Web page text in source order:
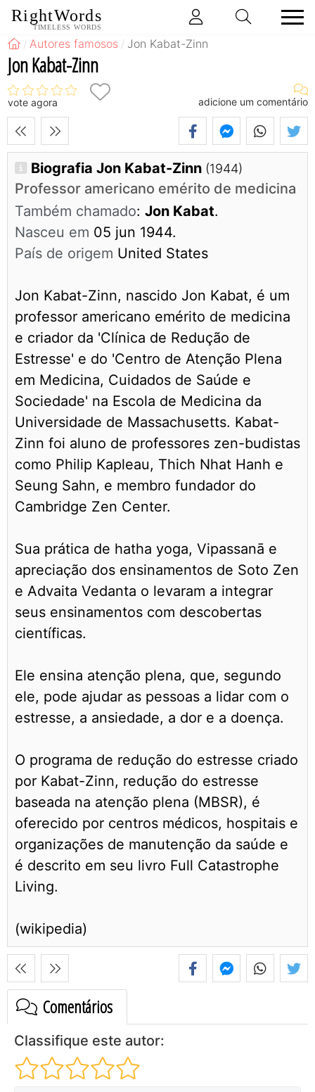
RightWords
TIMELESS WORDS
Autores famosos Jon Kabat-Zinn
Jon Kabat-Zinn
vote agora adicione um comentário
Biografia Jon Kabat-Zinn (1944)
Professor americano emérito de medicina
Também chamado: Jon Kabat.
Nasceu em 05 jun 1944.
País de origem United States
Jon Kabat-Zinn, nascido Jon Kabat, é um
professor americano emérito de medicina
e criador da 'Clínica de Redução de
Estresse' e do 'Centro de Atenção Plena
em Medicina, Cuidados de Saúde e
Sociedade' na Escola de Medicina da
Universidade de Massachusetts. Kabat-
Zinn foi aluno de professores zen-budistas
como Philip Kapleau, Thich Nhat Hanh e
Seung Sahn, e membro fundador do
Cambridge Zen Center.
Sua prática de hatha yoga, Vipassanā e
apreciação dos ensinamentos de Soto Zen
e Advaita Vedanta o levaram a integrar
seus ensinamentos com descobertas
científicas.
Ele ensina atenção plena, que, segundo
ele, pode ajudar as pessoas a lidar com o
estresse, a ansiedade, a dor e a doença.
O programa de redução do estresse criado
por Kabat-Zinn, redução do estresse
baseada na atenção plena (MBSR), é
oferecido por centros médicos, hospitais e
organizações de manutenção da saúde e
é descrito em seu livro Full Catastrophe
Living.
(wikipedia)
Comentários
Classifique este autor: